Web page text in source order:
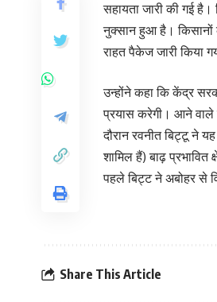
सहायता जारी की गई
नुक्सान हुआ है। किसानों
राहत पैकेज जारी किया
उन्होंने कहा कि केंद्र
प्रयास करेगी। आने वाले
दौरान रवनीत बिट्टू ने
शामिल हैं) बाढ़ प्रभावित
पहले बिट्ट ने अबोहर से
Share This Article